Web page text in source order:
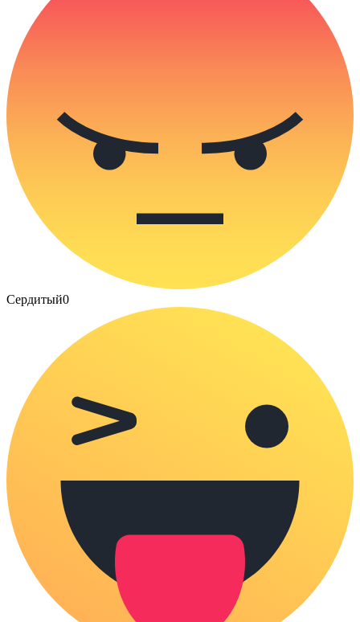
Сердитый0